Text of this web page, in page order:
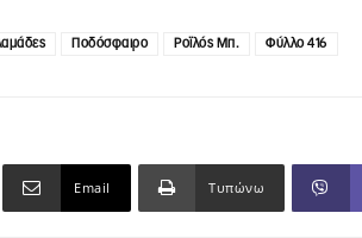
Ποδόσφαιρο Ροϊλός Μπ. Φύλλο 416
Email Τυπώνω